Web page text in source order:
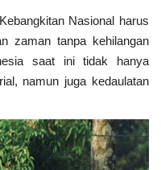
Nasional harus
zaman tanpa kehilangan
saat ini tidak hanya
namun juga kedaulatan